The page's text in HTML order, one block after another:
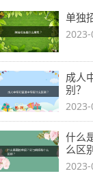
单独
成人
别？
什么
么区